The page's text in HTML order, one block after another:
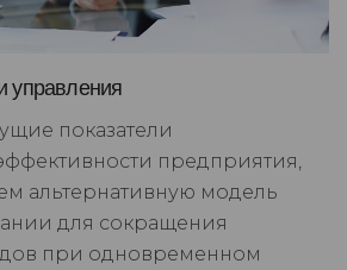
управления
показатели
предприятия,
альтернативную модель
для сокращения
при одновременном